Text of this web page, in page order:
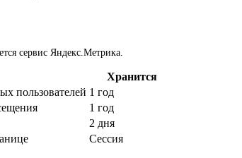
сервис Яндекс.Метрика.
Хранится
пользователей 1 год
1 год
2 дня
Сессия